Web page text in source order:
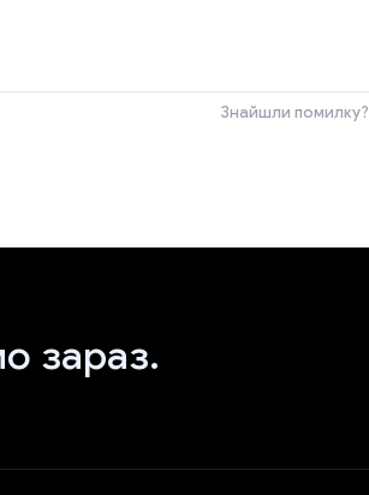
Знайшли помилку?
зараз.